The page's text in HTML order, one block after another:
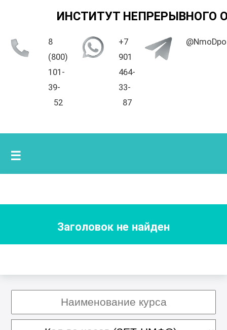
ИНСТИТУТ НЕПРЕРЫВНОГО
8
(800)
101-
39-
52
+7
901
464-
33-
87
☰
Заголовок не найден